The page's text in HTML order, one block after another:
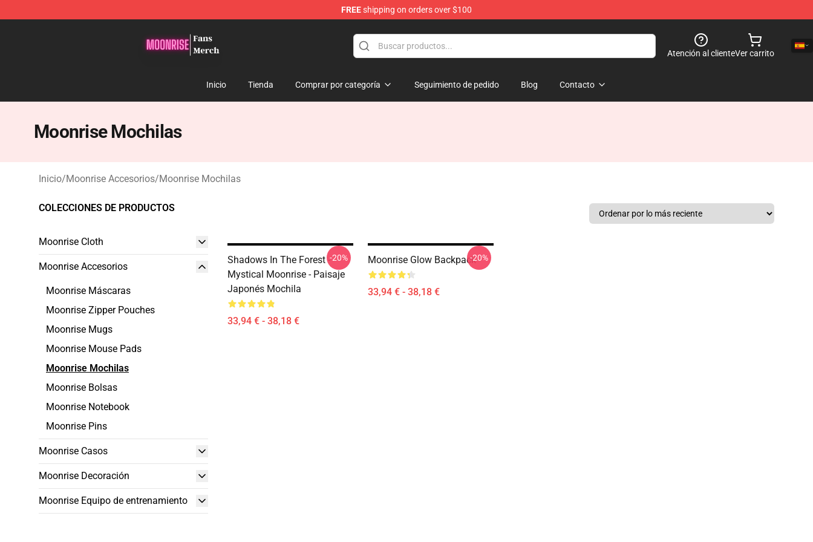
FREEshipping on orders over $100
Atención al clienteVer carrito
Inicio Tienda Comprar por categoría Seguimiento de pedido Blog Contacto
Moonrise Mochilas
Inicio/Moonrise Accesorios/Moonrise Mochilas
COLECCIONES DE PRODUCTOS
Moonrise Cloth
Moonrise Accesorios
Moonrise Máscaras
Moonrise Zipper Pouches
Moonrise Mugs
Moonrise Mouse Pads
Moonrise Mochilas
Moonrise Bolsas
Moonrise Notebook
Moonrise Pins
Moonrise Casos
Moonrise Decoración
Moonrise Equipo de entrenamiento
Shadows In The Forest -
Mystical Moonrise - Paisaje
Japonés Mochila
33,94 € - 38,18 €
-20% Moonrise Glow Backpack
33,94 € - 38,18 €
-20%